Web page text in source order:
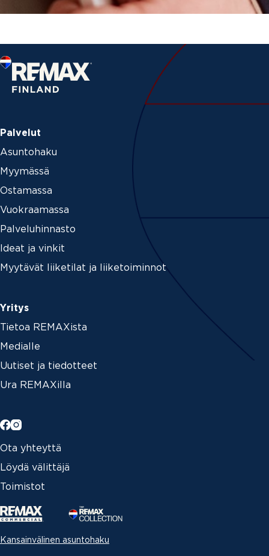
Palvelut
Asuntohaku
Myymässä
Ostamassa
Vuokraamassa
Palveluhinnasto
Ideat ja vinkit
Myytävät liiketilat ja liiketoiminnot
Yritys
Tietoa REMAXista
Medialle
Uutiset ja tiedotteet
Ura REMAXilla
Ota yhteyttä
Löydä välittäjä
Toimistot
Kansainvälinen asuntohaku